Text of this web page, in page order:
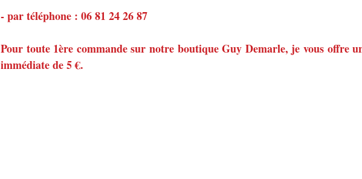
- par téléphone : 06 81 24 26 87
Pour toute 1ère commande sur notre boutique Guy Demarle, je vous offre
immédiate de 5 €.